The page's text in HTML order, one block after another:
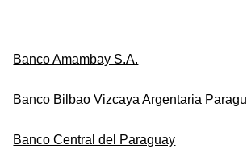
Banco Amambay S.A.
Banco Bilbao Vizcaya Argentaria
Banco Central del Paraguay